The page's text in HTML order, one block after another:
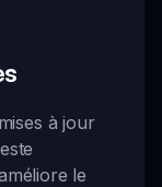
à jour
le